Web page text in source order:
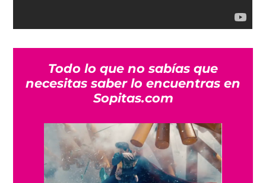
Todo lo que no sabías que
necesitas saber lo encuentras en
Sopitas.com